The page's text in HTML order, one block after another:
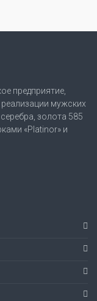
предприятие,
мужских
золота 585
«Platinor» и